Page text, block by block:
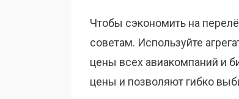
Чтобы сэкономить на
советам. Используйте
цены всех авиакомпаний и
цены и позволяют гибко